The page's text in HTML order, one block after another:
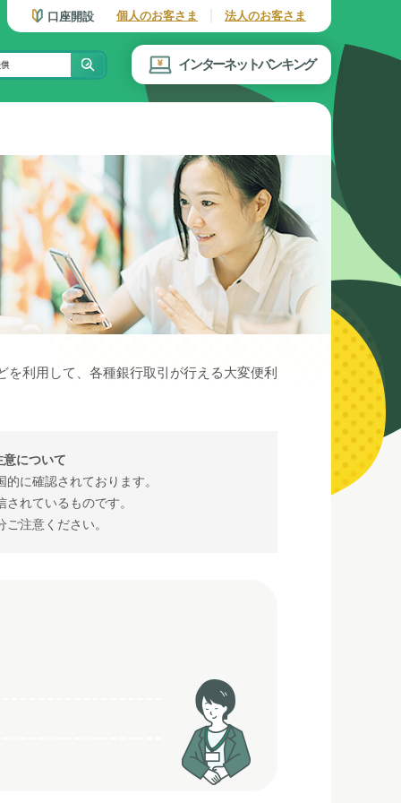
口座開設 個人のお客さま 法人のお客さま
インターネットバンキング
利用して、各種銀行取引が行える大変便利
について
に確認されております。
れているものです。
注意ください。